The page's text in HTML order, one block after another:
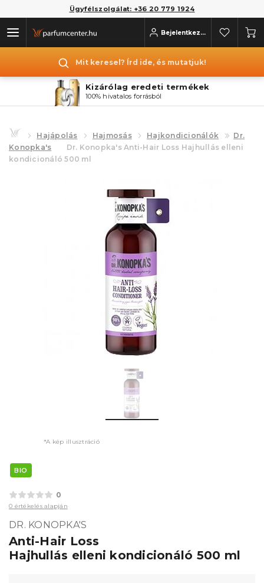
Ügyfélszolgálat: +36 20 779 1924
Bejelentkezés
Mit keresel? Írd ide, és mutatjuk!
Kizárólag eredeti termékek
100% hivatalos forrásból
Hajápolás Hajmosás Hajkondicionálók
Dr.
Konopka's
Dr. Konopka's Anti-Hair Loss Hajhullás elleni
kondicionáló 500 ml
*A kép illusztráció
BIO
0
0 értékelés alapján
DR. KONOPKA'S
Anti-Hair Loss
Hajhullás elleni kondicionáló 500 ml